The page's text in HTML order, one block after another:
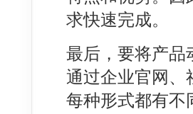
求快速完成。
最后，要将产品
通过企业官网、
每种形式都有不